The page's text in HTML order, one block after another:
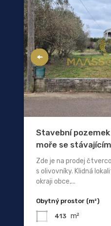
Stavební
moře se
Zde je na prodej
s olivovníky. Klidná
okraji obce,...
Obytný prostor (m²)
413 m²